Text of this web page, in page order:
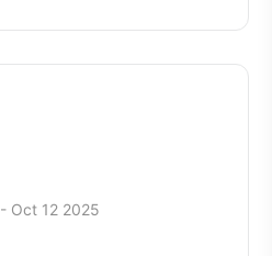
- Oct 12 2025